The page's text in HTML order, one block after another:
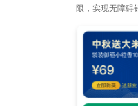
限，实现无障碍